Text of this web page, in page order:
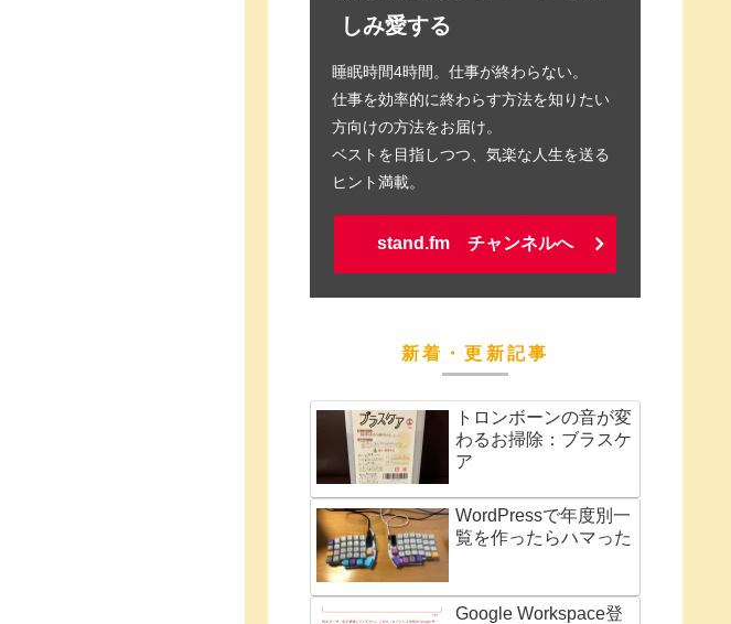
しみ愛する
睡眠時間4時間。仕事が終わらない。
仕事を効率的に終わらす方法を知りたい
方向けの方法をお届け。
ベストを目指しつつ、気楽な人生を送る
ヒント満載。
stand.fm チャンネルへ
新着・更新記事
トロンボーンの音が変
わるお掃除：ブラスケ
ア
WordPressで年度別一
覧を作ったらハマった
Google Workspace登